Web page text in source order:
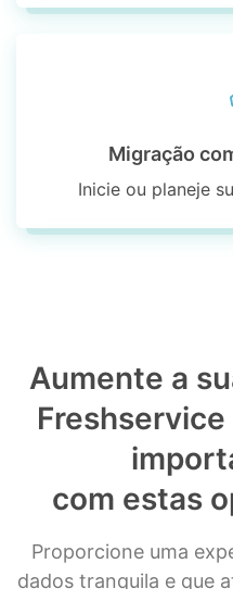
Migração
Inicie ou planeje
Aumente a
com estas
Proporcione uma
dados tranquila e que